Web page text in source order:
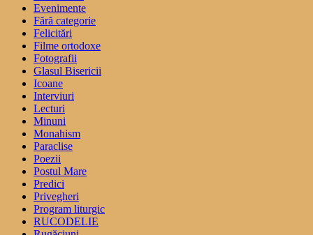
Evenimente
Fără categorie
Felicitări
Filme ortodoxe
Fotografii
Glasul Bisericii
Icoane
Interviuri
Lecturi
Minuni
Monahism
Paraclise
Poezii
Postul Mare
Predici
Privegheri
Program liturgic
RUCODELIE